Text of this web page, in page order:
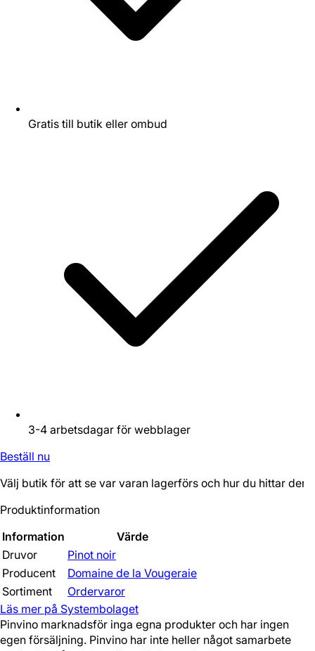
Gratis till butik eller ombud
3-4 arbetsdagar för webblager
Beställ nu
Välj butik för att se var varan lagerförs och hur du hittar den.
Produktinformation
Information
Värde
Druvor
Pinot noir
Producent
Domaine de la Vougeraie
Sortiment
Ordervaror
Läs mer på Systembolaget
Pinvino marknadsför inga egna produkter och har ingen
egen försäljning. Pinvino har inte heller något samarbete